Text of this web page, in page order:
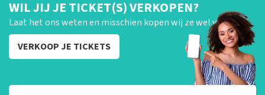
WIL JIJ JE TICKET(S) VERKOPEN?
Laat het ons weten en misschien kopen wij ze wel van je!
VERKOOP JE TICKETS